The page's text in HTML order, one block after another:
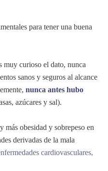
para tener una buena
muy curioso el dato, nunca
sanos y seguros al alcance
nunca antes hubo
azúcares y sal).
más obesidad y sobrepeso en
derivadas de la mala
cardiovasculares,